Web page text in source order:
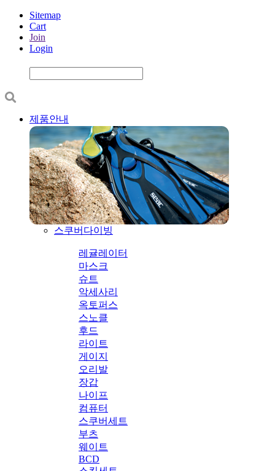
Sitemap
Cart
Join
Login
제품안내
스쿠버다이빙
레귤레이터
마스크
슈트
악세사리
옥토퍼스
스노클
후드
라이트
게이지
오리발
장갑
나이프
컴퓨터
스쿠버세트
부츠
웨이트
BCD